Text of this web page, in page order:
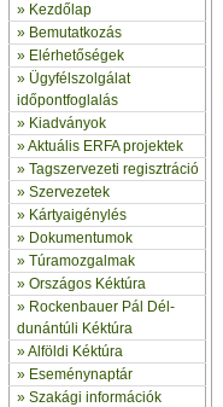
» Kezdőlap
» Bemutatkozás
» Elérhetőségek
» Ügyfélszolgálat
időpontfoglalás
» Kiadványok
»Aktuális ERFA projektek
» Tagszervezeti regisztráció
» Szervezetek
» Kártyaigénylés
» Dokumentumok
» Túramozgalmak
» Országos Kéktúra
» Rockenbauer Pál Dél-
dunántúli Kéktúra
»Alföldi Kéktúra
» Eseménynaptár
» Szakági információk